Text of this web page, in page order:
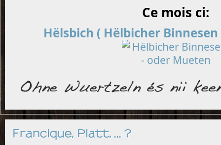
Ce mois ci:
Hëlsbich ( Hëlbicher
Francique, Platt, ... ?